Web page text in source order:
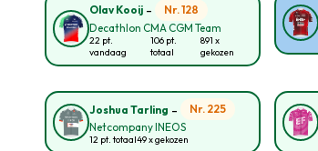
Olav Kooij -
Nr. 128
Decathlon CMA CGM Team
22 pt.
vandaag
106 pt.
totaal
891 x
gekozen
Joshua Tarling -
Nr. 225
Netcompany INEOS
12 pt. totaal49 x gekozen